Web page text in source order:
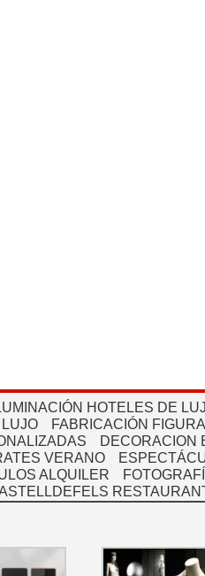
HOTELES DE
FABRICACIÓN
DECORACION
VERANO
ALQUILER